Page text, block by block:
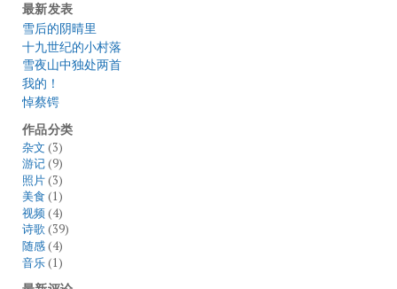
最新发表
雪后的阴晴里
十九世纪的小村落
雪夜山中独处两首
我的！
悼蔡锷
作品分类
杂文 (3)
游记(9)
照片(3)
美食 (1)
视频(4)
诗歌(39)
随感(4)
音乐(1)